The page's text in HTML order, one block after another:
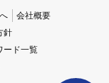
会社概要
針
ード一覧